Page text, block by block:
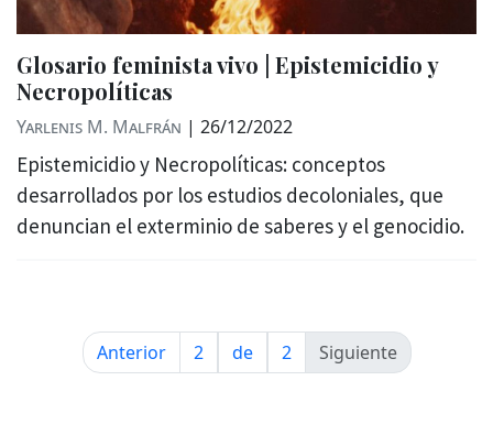
Glosario feminista vivo | Epistemicidio y
Necropolíticas
Yarlenis M. Malfrán | 26/12/2022
Epistemicidio y Necropolíticas: conceptos
desarrollados por los estudios decoloniales, que
denuncian el exterminio de saberes y el genocidio.
Anterior 2 de 2 Siguiente